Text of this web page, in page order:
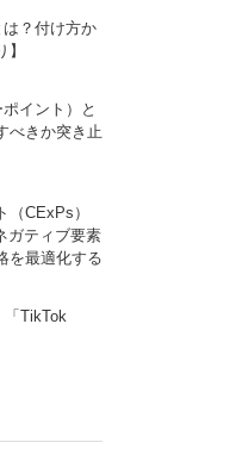
？付け方か
イント）と
べきか突き止
（CExPs）
ガティブ要素
を最適化する
「TikTok